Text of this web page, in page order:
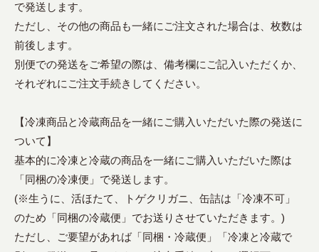
で発送します。
ただし、その他の商品も一緒にご注文された場合は、枚数は
前後します。
別便での発送をご希望の際は、備考欄にご記入いただくか、
それぞれにご注文手続きしてください。
【冷凍商品と冷蔵商品を一緒にご購入いただいた際の発送に
ついて】
基本的に冷凍と冷蔵の商品を一緒にご購入いただいた際は
「同梱の冷凍便」で発送します。
(※生うに、活ほたて、トゲクリガニ、缶詰は「冷凍不可」
のため「同梱の冷蔵便」でお送りさせていただきます。)
ただし、ご要望があれば「同梱・冷蔵便」「冷凍と冷蔵で